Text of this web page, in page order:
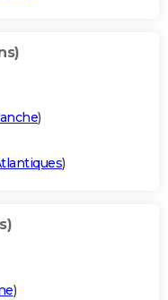
)
)
)